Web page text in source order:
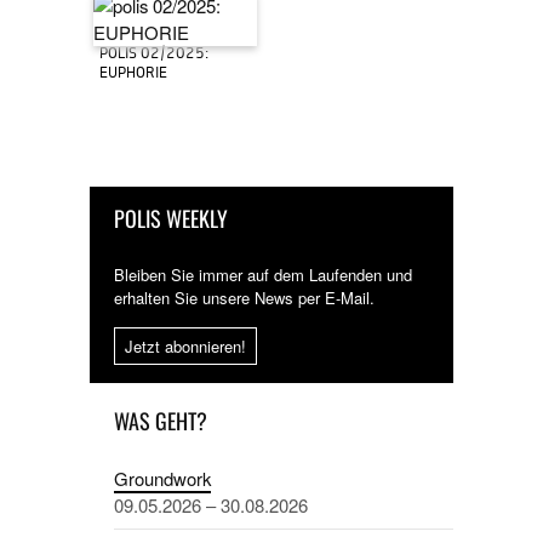
POLIS 02/2025:
EUPHORIE
POLIS WEEKLY
Bleiben Sie immer auf dem Laufenden und
erhalten Sie unsere News per E-Mail.
Jetzt abonnieren!
WAS GEHT?
Groundwork
09.05.2026 – 30.08.2026